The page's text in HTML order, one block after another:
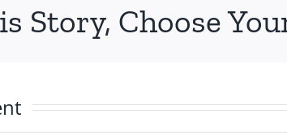
Story, Choose